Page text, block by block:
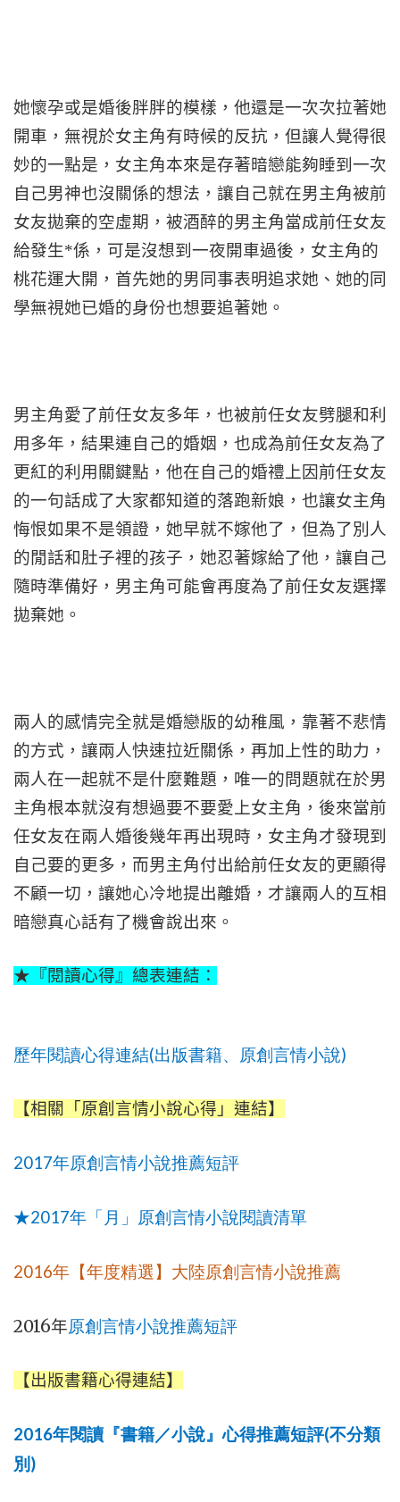
她懷孕或是婚後胖胖的模樣，他還是一次次拉著她
開車，無視於女主角有時候的反抗，但讓人覺得很
妙的一點是，女主角本來是存著暗戀能夠睡到一次
自己男神也沒關係的想法，讓自己就在男主角被前
女友拋棄的空虛期，被酒醉的男主角當成前任女友
給發生*係，可是沒想到一夜開車過後，女主角的
桃花運大開，首先她的男同事表明追求她、她的同
學無視她已婚的身份也想要追著她。
男主角愛了前任女友多年，也被前任女友劈腿和利
用多年，結果連自己的婚姻，也成為前任女友為了
更紅的利用關鍵點，他在自己的婚禮上因前任女友
的一句話成了大家都知道的落跑新娘，也讓女主角
悔恨如果不是領證，她早就不嫁他了，但為了別人
的閒話和肚子裡的孩子，她忍著嫁給了他，讓自己
隨時準備好，男主角可能會再度為了前任女友選擇
拋棄她。
兩人的感情完全就是婚戀版的幼稚風，靠著不悲情
的方式，讓兩人快速拉近關係，再加上性的助力，
兩人在一起就不是什麼難題，唯一的問題就在於男
主角根本就沒有想過要不要愛上女主角，後來當前
任女友在兩人婚後幾年再出現時，女主角才發現到
自己要的更多，而男主角付出給前任女友的更顯得
不顧一切，讓她心冷地提出離婚，才讓兩人的互相
暗戀真心話有了機會說出來。
★『閱讀心得』總表連結：
歷年閱讀心得連結(出版書籍、原創言情小說)
【相關「原創言情小說心得」連結】
2017年原創言情小說推薦短評
★2017年「月」原創言情小說閱讀清單
2016年【年度精選】大陸原創言情小說推薦
2016年原創言情小說推薦短評
【出版書籍心得連結】
2016年閱讀『書籍／小說』心得推薦短評(不分類
別 )